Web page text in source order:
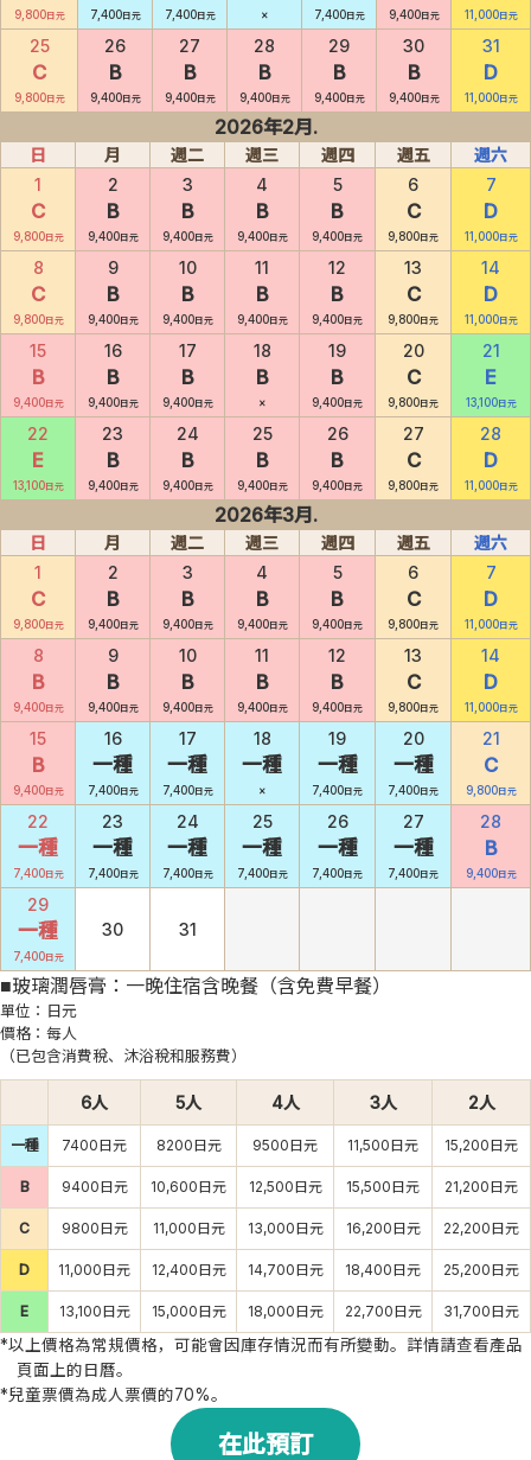
9,800日元 7,400日元 7,400日元 × 7,400日元 9,400日元 11,000日元
25
C
9,800日元
26
B
9,400日元
27
B
9,400日元
28
B
9,400日元
29
B
9,400日元
30
B
9,400日元
31
D
11,000日元
2026年2月.
日 月 週二 週三 週四 週五
週六
1
C
9,800日元
2
B
9,400日元
3
B
9,400日元
4
B
9,400日元
5
B
9,400日元
6
C
9,800日元
7
D
11,000日元
8
C
9,800日元
9
B
9,400日元
10
B
9,400日元
11
B
9,400日元
12
B
9,400日元
13
C
9,800日元
14
D
11,000日元
15
B
9,400日元
16
B
9,400日元
17
B
9,400日元
18
B
×
19
B
9,400日元
20
C
9,800日元
21
E
13,100日元
22
E
13,100日元
23
B
9,400日元
24
B
9,400日元
25
B
9,400日元
26
B
9,400日元
27
C
9,800日元
28
D
11,000日元
2026年3月.
日 月 週二 週三 週四 週五
週六
1
C
9,800日元
2
B
9,400日元
3
B
9,400日元
4
B
9,400日元
5
B
9,400日元
6
C
9,800日元
7
D
11,000日元
8
B
9,400日元
9
B
9,400日元
10
B
9,400日元
11
B
9,400日元
12
B
9,400日元
13
C
9,800日元
14
D
11,000日元
15
B
9,400日元
16
一種
7,400日元
17
一種
7,400日元
18
一種
×
19
一種
7,400日元
20
一種
7,400日元
21
C
9,800日元
22
一種
7,400日元
23
一種
7,400日元
24
一種
7,400日元
25
一種
7,400日元
26
一種
7,400日元
27
一種
7,400日元
28
B
9,400日元
29
一種
7,400日元
30 31
■玻璃潤唇膏：一晚住宿含晚餐（含免費早餐）
單位：日元
價格：每人
（已包含消費稅、沐浴稅和服務費）
6人 5人 4人 3人 2人
一種 7400日元 8200日元 9500日元 11,500日元 15,200日元
B 9400日元 10,600日元 12,500日元 15,500日元 21,200日元
C 9800日元 11,000日元 13,000日元 16,200日元 22,200日元
D 11,000日元 12,400日元 14,700日元 18,400日元 25,200日元
E 13,100日元 15,000日元 18,000日元 22,700日元 31,700日元
*以上價格為常規價格，可能會因庫存情況而有所變動。詳情請查看產品
頁面上的日曆。
*兒童票價為成人票價的70%。
在此預訂